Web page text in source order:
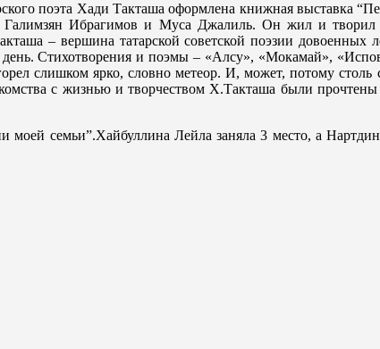
поэта Хади Такташа оформлена книжная выставка
Галимзян Ибрагимов и Муса Джалиль. Он жил и
– вершина татарской советской поэзии
Стихотворения и поэмы – «Алсу», «Мокамай»,
слишком ярко, словно метеор. И, может, потому столь
с жизнью и творчеством Х.Такташа были прочтены
моей семьи”.Хайбуллина Лейла заняла 3 место, а